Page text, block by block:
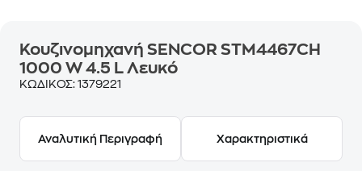
Κουζινομηχανή SENCOR STM4467CH
1000 W 4.5 L Λευκό
ΚΩΔΙΚΟΣ: 1379221
Αναλυτική Περιγραφή Χαρακτηριστικά